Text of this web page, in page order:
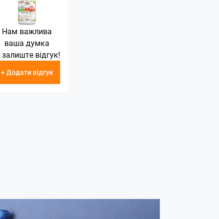
Нам важлива
ваша думка
відгук!
+ Додати відгук